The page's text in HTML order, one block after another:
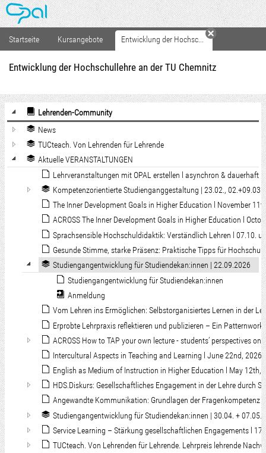
OPAL
Startseite Kursangebote Entwicklung der Hochsc...
Tab
Entwicklung der Hochschullehre an der TU Chemnitz
Lehrenden-Community
News
TUCteach. Von Lehrenden für Lehrende
Aktuelle VERANSTALTUNGEN
Lehrveranstaltungen mit OPAL erstellen l asynchron & dauerhaft
Kompetenzorientierte Studienganggestaltung | 23.02.,
The Inner Development Goals in Higher Education l November
ACROSS The Inner Development Goals in Higher Education l
Sprachsensible Hochschuldidaktik: Verständlich Lehren l 07.10.
Gesunde Stimme, starke Präsenz: Praktische Tipps für
Studiengangentwicklung für Studiendekan:innen | 22.09.2026
Studiengangentwicklung für Studiendekan:innen
Anmeldung
Vom Lehren ins Ermöglichen: Selbstorganisiertes Lernen in der
Erprobte Lehrpraxis reflektieren und publizieren – Ein
ACROSS How to TAP your own lecture - students’ perspectives
Intercultural Aspects in Teaching and Learning l June 22nd, 2026
English as Medium of Instruction in Higher Education l May 12th,
HDS.Diskurs: Gesellschaftliches Engagement in der Lehre durch
Angewandte Kommunikation: Grundlagen der Fragenkompetenz
Studiengangentwicklung für Studiendekan:innen | 30.04. +
Service Learning – Stärkung gesellschaftlichen Engagements l
TUCteach. Von Lehrenden für Lehrende. Lehrpreis lehrende